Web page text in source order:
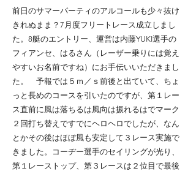
前日のサマーパーティのアルコールも少々抜け
きれぬまま？7月度フリートレース成立しまし
た。8艇のエントリー、運営は内藤YUKI選手の
フィアンセ、はるさん（レーザー乗りには覚え
やすいお名前ですね）にお手伝いいただきまし
た。 予報では５ｍ／ｓ前後と出ていて、ちょ
っと長めのコースを引いたのですが、第１レー
ス直前に風は落ちるは風向は振れるはでマーク
２回打ち替えですでにヘロヘロでしたが、なん
とかその後はほぼ風も安定して３レース実施で
きました。コーヂー選手のセイリングが光り、
第１レーストップ、第３レースは２位目で最後